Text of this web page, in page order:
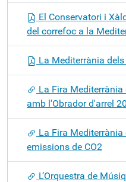
El Conservatori i
del correfoc a la
La Mediterrània
La Fira
amb l'Obrador d'arrel
La Fira
emissions de CO2
L’Orquestra de